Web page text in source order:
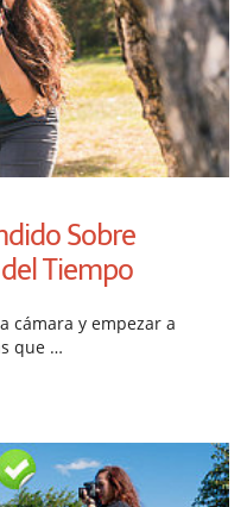
Sobre
Tiempo
cámara y empezar a
que …